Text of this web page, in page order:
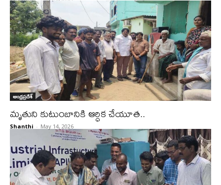
ఆంధ్రప్రదేశ్
మృతుని కుటుంబానికి ఆర్ధిక చేయూత..
Shanthi - May 14, 2026